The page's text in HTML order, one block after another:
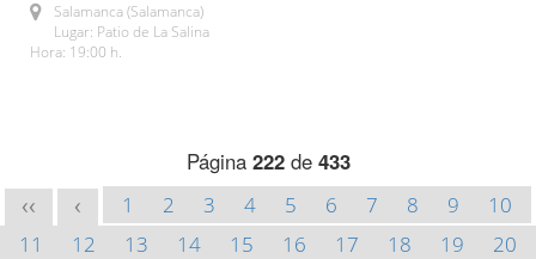
Salamanca (Salamanca)
Lugar: Patio de La Salina
Hora: 19:00 h.
Página 222de 433
<< < 1 2 3 4 5 6 7 8 9
10
11
12 13 14 15 16 17 18 19
20